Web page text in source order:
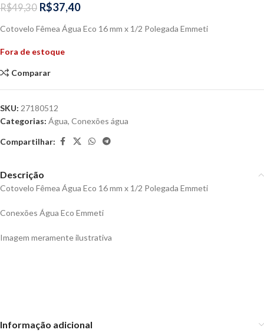
R$49,30 R$37,40
Cotovelo Fêmea Água Eco 16 mm x 1/2 Polegada Emmeti
Fora de estoque
Comparar
SKU: 27180512
Categorias: Água, Conexões água
Compartilhar:
Descrição
Cotovelo Fêmea Água Eco 16 mm x 1/2 Polegada Emmeti
Conexões Água Eco Emmeti
Imagem meramente ilustrativa
Informação adicional